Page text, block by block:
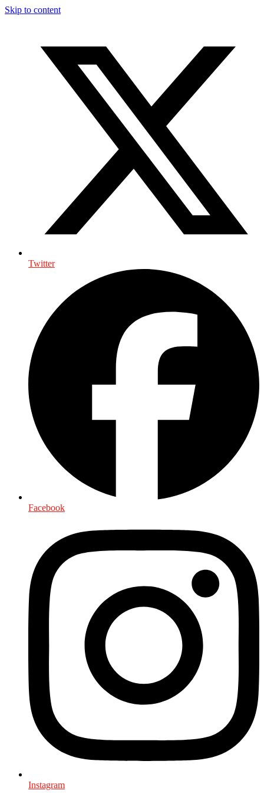
Skip to content
Twitter
Facebook
Instagram